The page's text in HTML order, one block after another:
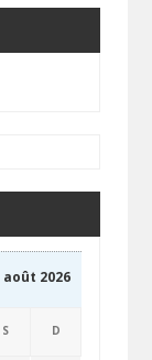
août 2026
S D